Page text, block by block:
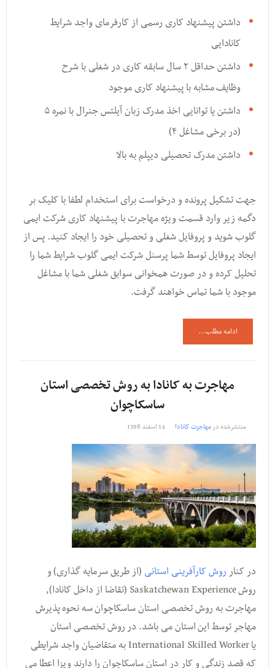
داشتن پیشنهاد کاری رسمی از کارفرمای واجد شرایط
کانادایی
داشتن حداقل ۲ سال سابقه کاری در شغلی با شرح
وظایف مشابه با پیشنهاد کاری موجود
داشتن یا توانایی اخذ مدرک زبان آیلتس جنرال با نمره ۵
(در برخی مشاغل ۴)
داشتن مدرک تحصیلی دیپلم به بالا
جهت تشکیل پرونده و درخواست برای استخدام لطفا با کلیک بر
دگمه زیر وارد قسمت ویژه مهاجرت با پیشنهاد کاری شرکت ایمی
گلوب شوید و پروفایل شغلی و تحصیلی خود را ایجاد کنید. پس از
ایجاد پروفایل توسط شما پرسنل شرکت ایمی گلوب شرایط شما را
تحلیل کرده و در صورت همخوانی سوابق شغلی شما با مشاغل
موجود با شما تماس خواهند گرفت.
ادامه مطلب...
مهاجرت به کانادا به روش تخصصی استان
ساسکاچوان
منتشرشده درمهاجرت کانادا 14 اسفند 1398
در کنارروش کارآفرینی استانی (از طریق سرمایه گذاری) و
روش Saskatchewan Experience (تقاضا از داخل کانادا),
مهاجرت به روش تخصصی استان ساسکاچوان سه نحوه پذیرش
مهاجر توسط این استان می باشد. در روش تخصصی استان
یا International Skilled Worker به متقاضیان واجد شرایطی
که قصد زندگی و کار در استان ساسکاچوان را دارند ویزا اعطا می